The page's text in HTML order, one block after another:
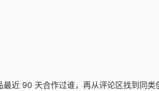
近 90 天合作过谁，再从评论区找到同类